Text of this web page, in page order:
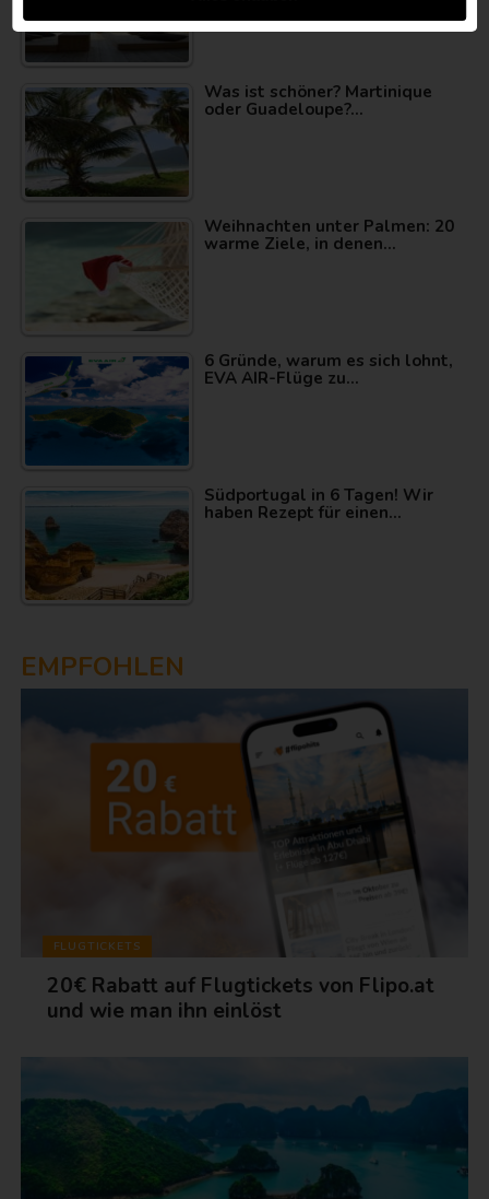
Was ist schöner? Martinique
oder Guadeloupe?…
Weihnachten unter Palmen: 20
warme Ziele, in denen…
6 Gründe, warum es sich lohnt,
EVA AIR-Flüge zu…
Südportugal in 6 Tagen! Wir
haben Rezept für einen…
EMPFOHLEN
FLUGTICKETS
20€ Rabatt auf Flugtickets von Flipo.at
und wie man ihn einlöst